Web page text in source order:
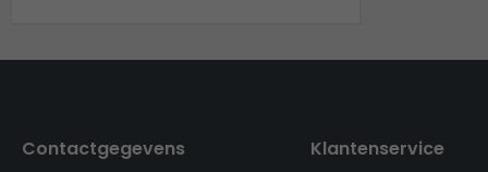
Contactgegevens Klantenservice